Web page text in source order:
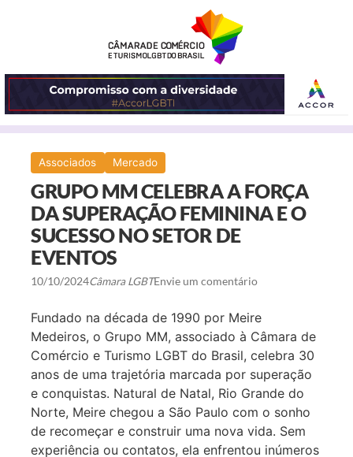
O
MENU
Associados Mercado
GRUPO MM CELEBRA A FORÇA
DA SUPERAÇÃO FEMININA E O
SUCESSO NO SETOR DE
EVENTOS
10/10/2024Câmara LGBTEnvie um comentário
Fundado na década de 1990 por Meire
Medeiros, o Grupo MM, associado à Câmara de
Comércio e Turismo LGBT do Brasil, celebra 30
anos de uma trajetória marcada por superação
e conquistas. Natural de Natal, Rio Grande do
Norte, Meire chegou a São Paulo com o sonho
de recomeçar e construir uma nova vida. Sem
experiência ou contatos, ela enfrentou inúmeros